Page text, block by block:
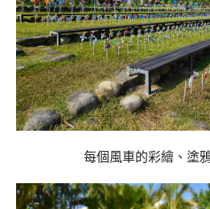
每個風車的彩繪、塗